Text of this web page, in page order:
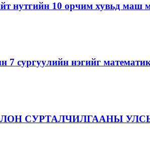
нутгийн 10 орчим хувьд маш
7 сургуулийн нэгийг
СУРТАЛЧИЛГААНЫ